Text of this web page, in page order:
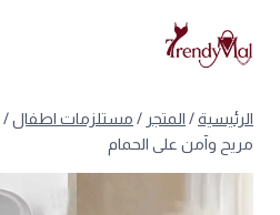
الرئيسية/ المتجر / مستلزمات اطفال/
مريح وآمن على الحمام